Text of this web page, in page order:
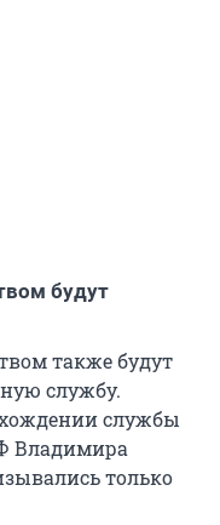
будут
также будут
службу.
службы
Владимира
только